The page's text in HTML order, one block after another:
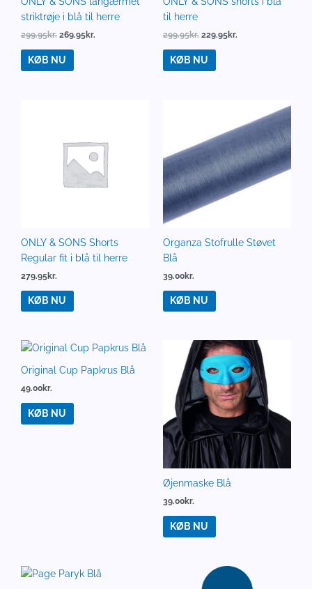
striktrøje i blå til herre
299.95kr. 269.95kr.
KØB NU
til herre
299.95kr. 229.95kr.
KØB NU
ONLY & SONS Shorts
Regular fit i blå til herre
279.95kr.
KØB NU
Organza Stofrulle Støvet
Blå
39.00kr.
KØB NU
Original Cup Papkrus Blå
49.00kr.
KØB NU
Øjenmaske Blå
39.00kr.
KØB NU